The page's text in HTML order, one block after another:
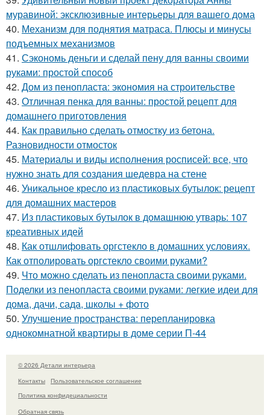
муравиной: эксклюзивные интерьеры для вашего дома
40. Механизм для поднятия матраса. Плюсы и минусы
подъемных механизмов
41. Сэкономь деньги и сделай пену для ванны своими
руками: простой способ
42. Дом из пенопласта: экономия на строительстве
43. Отличная пенка для ванны: простой рецепт для
домашнего приготовления
44. Как правильно сделать отмостку из бетона.
Разновидности отмосток
45. Материалы и виды исполнения росписей: все, что
нужно знать для создания шедевра на стене
46. Уникальное кресло из пластиковых бутылок: рецепт
для домашних мастеров
47. Из пластиковых бутылок в домашнюю утварь: 107
креативных идей
48. Как отшлифовать оргстекло в домашних условиях.
Как отполировать оргстекло своими руками?
49. Что можно сделать из пенопласта своими руками.
Поделки из пенопласта своими руками: легкие идеи для
дома, дачи, сада, школы + фото
50. Улучшение пространства: перепланировка
однокомнатной квартиры в доме серии П-44
© 2026 Детали интерьера
Контакты
Пользовательское соглашение
Политика конфидециальности
Обратная связь